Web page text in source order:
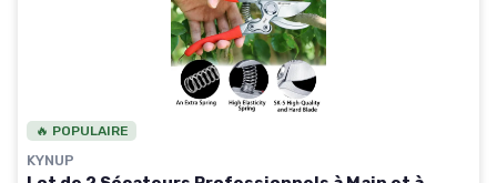
🔥 POPULAIRE
KYNUP